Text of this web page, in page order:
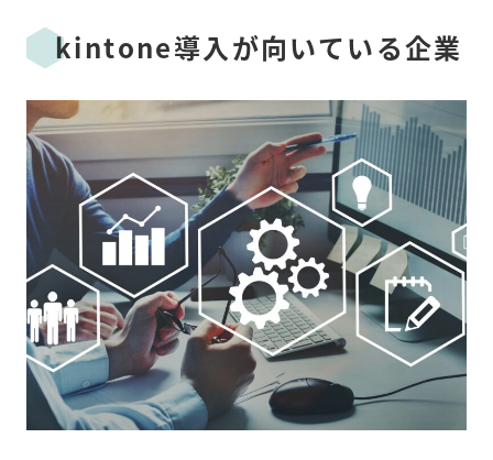
kintone導入が向いている企業